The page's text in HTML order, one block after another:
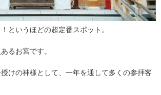
というほどの超定番スポット。
るお宮です。
けの神様として、一年を通して多くの参拝客